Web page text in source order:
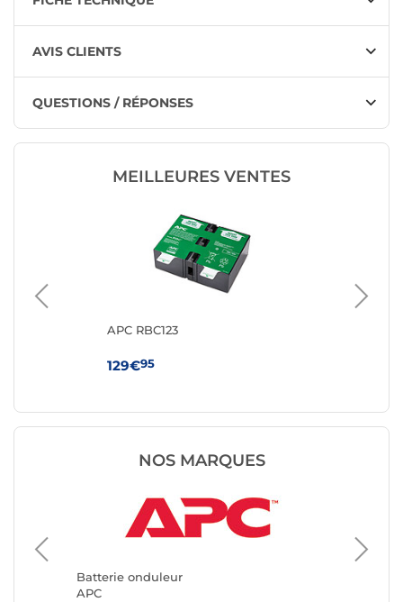
AVIS CLIENTS
QUESTIONS / RÉPONSES
MEILLEURES VENTES
APC RBC123
129€95
NOS MARQUES
Batterie onduleur
APC
Eaton